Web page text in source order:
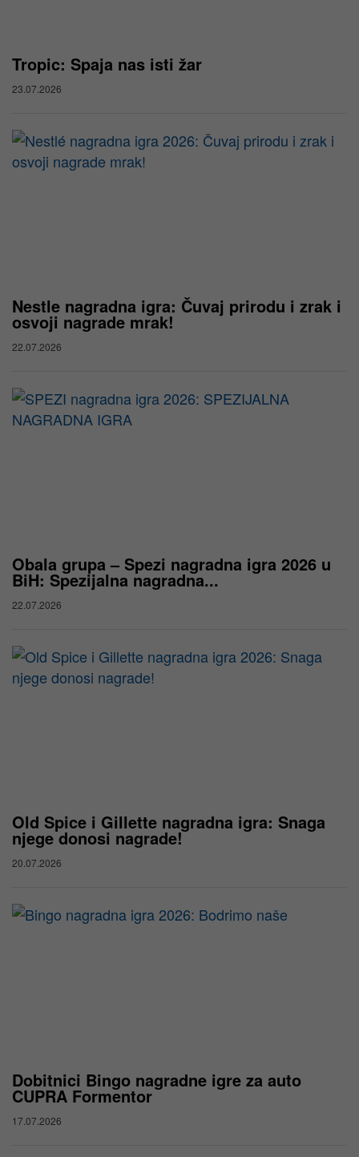
Tropic: Spaja nas isti žar
23.07.2026
Nestle nagradna igra: Čuvaj prirodu i zrak i
osvoji nagrade mrak!
22.07.2026
Obala grupa – Spezi nagradna igra 2026 u
BiH: Spezijalna nagradna...
22.07.2026
Old Spice i Gillette nagradna igra: Snaga
njege donosi nagrade!
20.07.2026
Dobitnici Bingo nagradne igre za auto
CUPRA Formentor
17.07.2026